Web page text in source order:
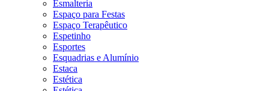
Esmalteria
Espaço para Festas
Espaço Terapêutico
Espetinho
Esportes
Esquadrias e Alumínio
Estaca
Estética